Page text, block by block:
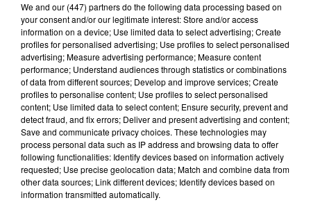
Lecture (3 min 6 sec)
Fred Bompard
Le billet de Fred sur 100% radio
We and our (447) partnersdo the following data processing based on
your consent and/or our legitimate interest: Store and/or access
information on a device; Use limited data to select advertising; Create
profiles for personalised advertising; Use profiles to select personalised
advertising; Measure advertising performance; Measure content
performance; Understand audiences through statistics or combinations
of data from different sources; Develop and improve services; Create
profiles to personalise content; Use profiles to select personalised
content; Use limited data to select content; Ensure security, prevent and
detect fraud, and fix errors; Deliver and present advertising and content;
Save and communicate privacy choices. These technologies may
process personal data such as IP address and browsing data to offer
following functionalities: Identify devices based on information actively
requested; Use precise geolocation data; Match and combine data from
other data sources; Link different devices; Identify devices based on
information transmitted automatically.